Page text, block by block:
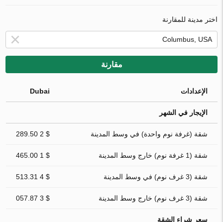
اختر مدينة للمقارنة
مقارنة
الإعدادات Dubai
الإيجار في الشهر
شقة (غرفة نوم واحدة) في وسط المدينة $ 2 289.50
شقة (1 غرفة نوم) خارج وسط المدينة $ 1 465.00
شقة (3 غرف نوم) في وسط المدينة $ 4 513.31
شقة (3 غرف نوم) خارج وسط المدينة $ 3 057.87
سعر شراء الشقة